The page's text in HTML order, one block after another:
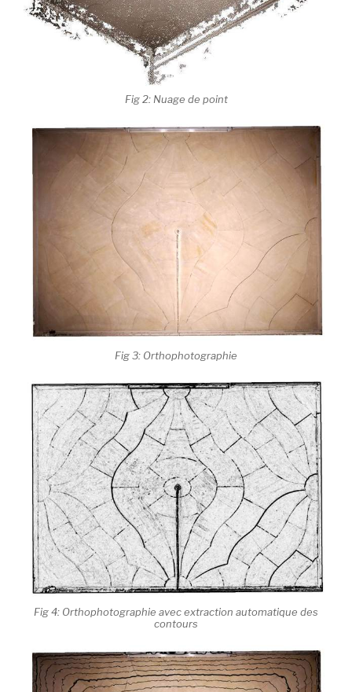
Fig 2: Nuage de point
Fig 3: Orthophotographie
Fig 4: Orthophotographie avec extraction automatique des
contours